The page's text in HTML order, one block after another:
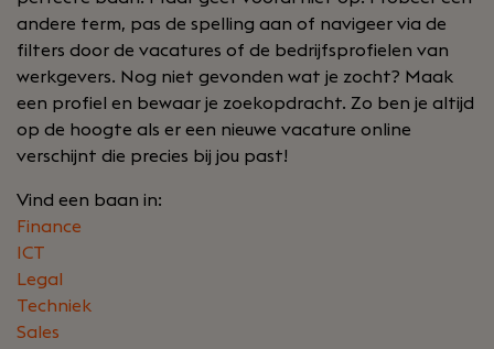
andere term, pas de spelling aan of navigeer via de
filters door de vacatures of de bedrijfsprofielen van
werkgevers. Nog niet gevonden wat je zocht? Maak
een profiel en bewaar je zoekopdracht. Zo ben je altijd
op de hoogte als er een nieuwe vacature online
verschijnt die precies bij jou past!
Vind een baan in:
Finance
ICT
Legal
Techniek
Sales